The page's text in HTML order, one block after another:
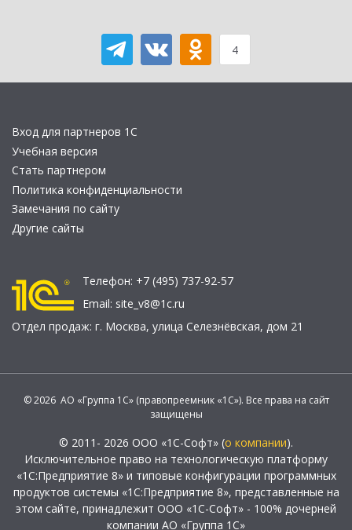
4
Вход для партнеров 1С
Учебная версия
Стать партнером
Политика конфиденциальности
Замечания по сайту
Другие сайты
Телефон: +7 (495) 737-92-57
Email: site_v8@1c.ru
Отдел продаж: г. Москва, улица Селезнёвская, дом 21
© 2026 АО «Группа 1С» (правопреемник «1С»). Все права на сайт
защищены
© 2011- 2026 ООО «1С-Софт» (о компании).
Исключительное право на технологическую платформу
«1С:Предприятие 8» и типовые конфигурации программных
продуктов системы «1С:Предприятие 8», представленные на
этом сайте, принадлежит ООО «1С-Софт» - 100% дочерней
компании АО «Группа 1С»